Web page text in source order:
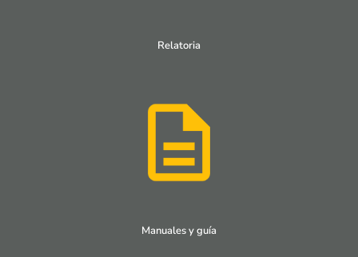
Relatoria
Manuales y guía